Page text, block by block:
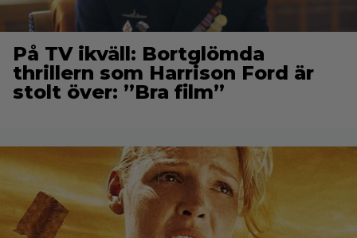
På TV ikväll: Bortglömda
thrillern som Harrison Ford är
stolt över: ”Bra film”